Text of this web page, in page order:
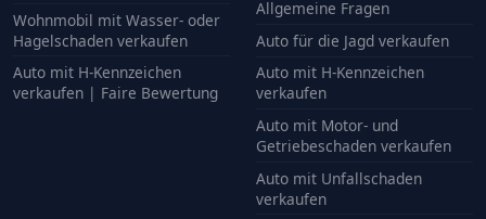
Wohnmobil mit Wasser- oder
Hagelschaden verkaufen
Auto mit H-Kennzeichen
verkaufen | Faire Bewertung
Allgemeine Fragen
Auto für die Jagd verkaufen
Auto mit H-Kennzeichen
verkaufen
Auto mit Motor- und
Getriebeschaden verkaufen
Auto mit Unfallschaden
verkaufen